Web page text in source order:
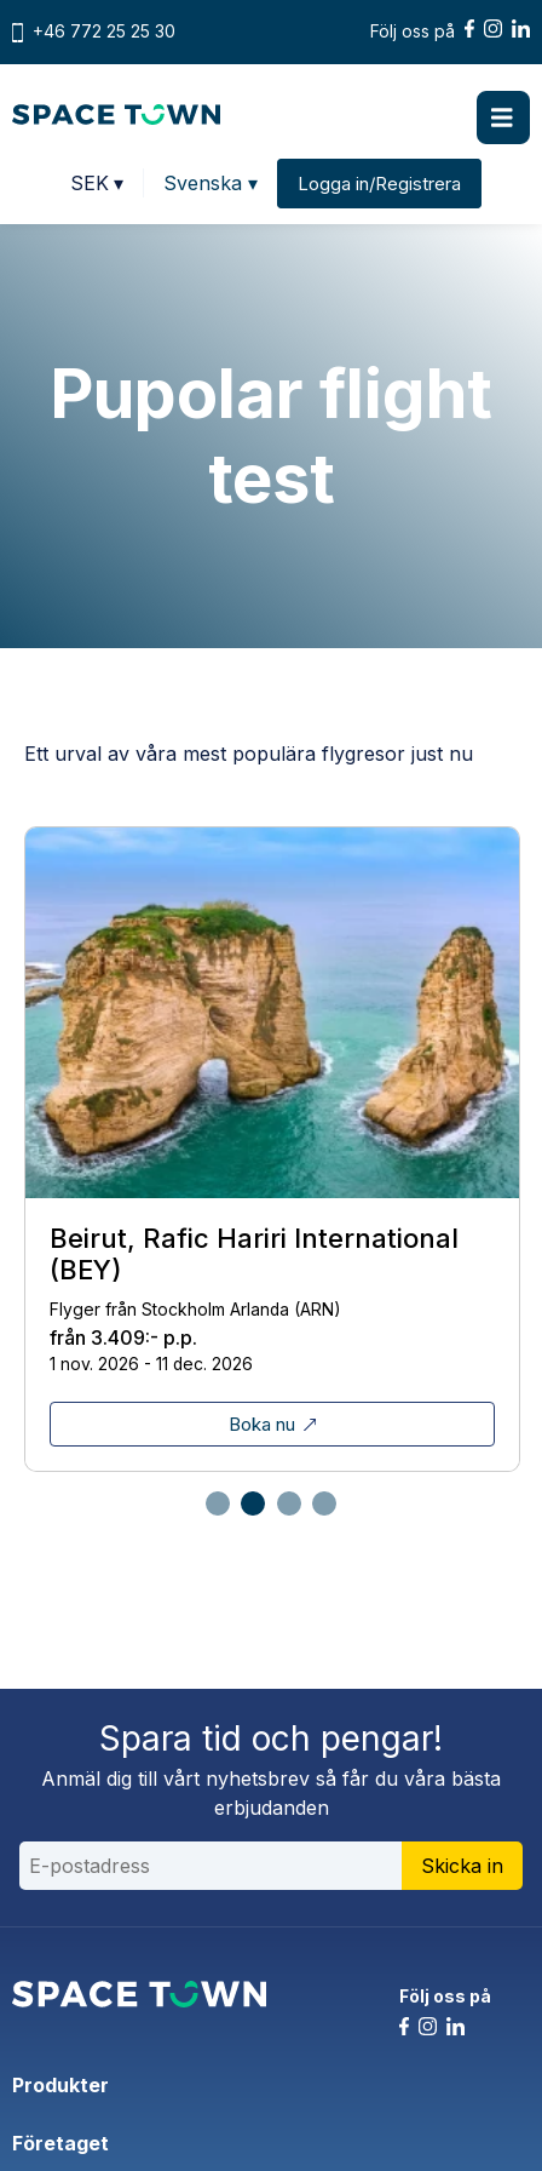
+46 772 25 25 30 Följ oss på
SEK ▾ Svenska ▾ Logga in/Registrera
Pupolar flight
test
Ett urval av våra mest populära flygresor just nu
Beirut, Rafic Hariri International
(BEY)
Flyger från Stockholm Arlanda (ARN)
från 3.409:- p.p.
1 nov. 2026 - 11 dec. 2026
Boka nu
Spara tid och pengar!
Anmäl dig till vårt nyhetsbrev så får du våra bästa
erbjudanden
Skicka in
Följ oss på
Produkter
Företaget